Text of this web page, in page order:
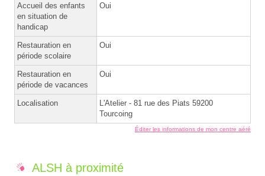
Accueil des enfants
en situation de
handicap
Oui
Restauration en
période scolaire
Oui
Restauration en
période de vacances
Oui
Localisation
L'Atelier - 81 rue des Piats 59200
Tourcoing
Éditer les informations de mon centre aéré
ALSH à proximité